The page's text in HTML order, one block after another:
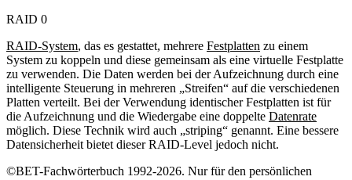
RAID 0
RAID-System, das es gestattet, mehrere Festplatten zu einem
System zu koppeln und diese gemeinsam als eine virtuelle Festplatte
zu verwenden. Die Daten werden bei der Aufzeichnung durch eine
intelligente Steuerung in mehreren „Streifen“ auf die verschiedenen
Platten verteilt. Bei der Verwendung identischer Festplatten ist für
die Aufzeichnung und die Wiedergabe eine doppelte Datenrate
möglich. Diese Technik wird auch „striping“ genannt. Eine bessere
Datensicherheit bietet dieser RAID-Level jedoch nicht.
©BET-Fachwörterbuch 1992-2026. Nur für den persönlichen